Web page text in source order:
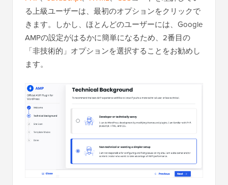
る上級ユーザーは、最初のオプションをクリックで
きます。しかし、ほとんどのユーザーには、Google
AMPの設定がはるかに簡単になるため、2番目の
「非技術的」オプションを選択することをお勧めし
ます。